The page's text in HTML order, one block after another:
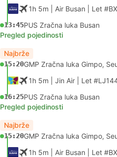
1h 5m | Air Busan Let
13:45PUS Zračna luka Busan
Pregled pojedinosti
Najbrže
15:20GMP Zračna luka Gimpo,
1h 5m | Jin Air Let
16:25PUS Zračna luka Busan
Pregled pojedinosti
Najbrže
15:20GMP Zračna luka Gimpo,
1h 5m | Air Busan Let